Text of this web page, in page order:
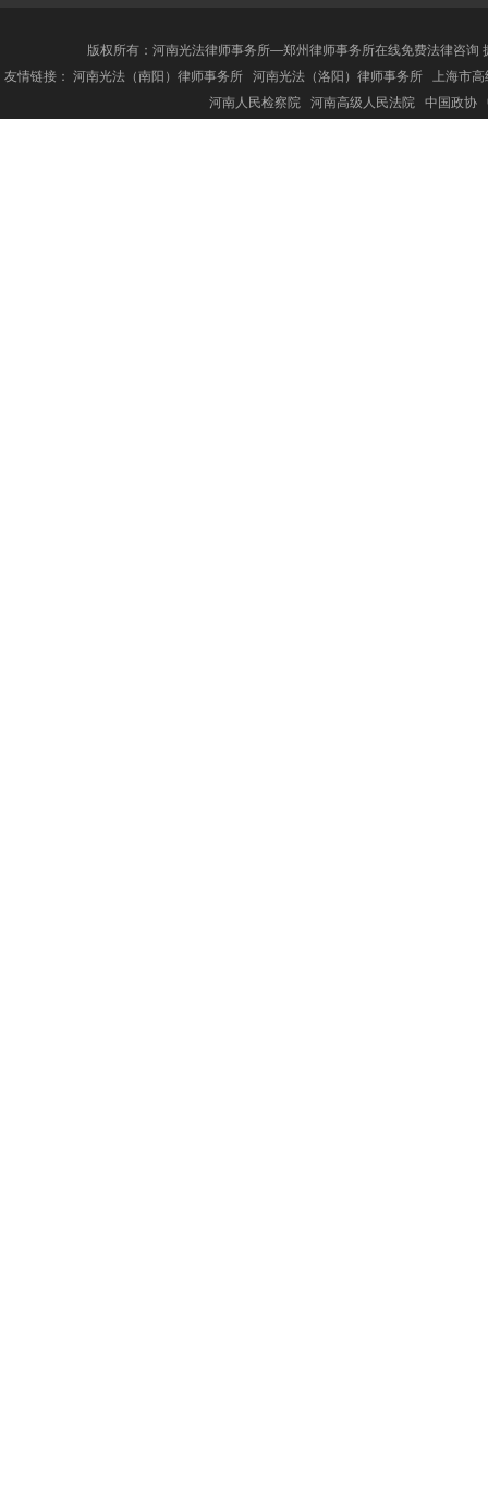
版权所有：河南光法律师事务所—郑州律师事务所在线免费法律咨询
友情链接： 河南光法（南阳）律师事务所 河南光法（洛阳）律师事务所
上海市高
河南人民检察院
河南高级人民法院 中国政协